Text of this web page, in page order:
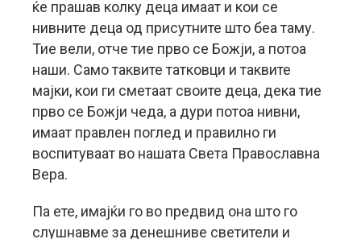
ќе прашав колку деца имаат и кои се
нивните деца од присутните што беа таму.
Тие вели, отче тие прво се Божји, а потоа
наши. Само таквите татковци и таквите
мајки, кои ги сметаат своите деца, дека тие
прво се Божји чеда, а дури потоа нивни,
имаат правлен поглед и правилно ги
воспитуваат во нашата Света Православна
Вера.
Па ете, имајќи го во предвид она што го
слушнавме за денешниве светители и